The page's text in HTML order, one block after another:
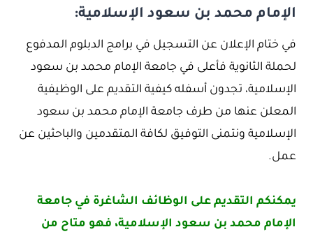
الإمام محمد بن سعود الإسلامية:
في ختام الإعلان عن التسجيل في برامج الدبلوم المدفوع
لحملة الثانوية فأعلى في جامعة الإمام محمد بن سعود
الإسلامية، تجدون أسفله كيفية التقديم على الوظيفية
المعلن عنها من طرف جامعة الإمام محمد بن سعود
الإسلامية ونتمنى التوفيق لكافة المتقدمين والباحثين عن
عمل.
يمكنكم التقديم على الوظائف الشاغرة في جامعة
الإمام محمد بن سعود الإسلامية، فهو متاح من